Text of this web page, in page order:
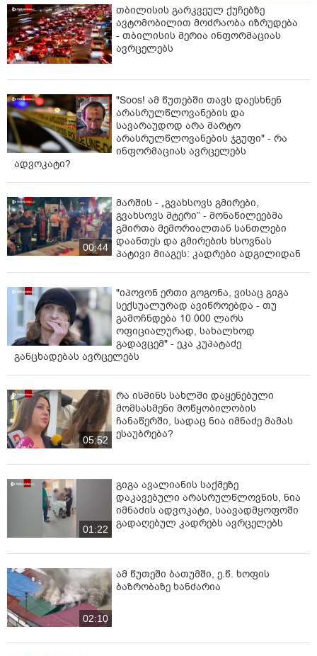
თბილისის გარკვეულ ქუჩებზე
ავტომობილით მოძრაობა იზრუდება
- თბილისის მერია ინფორმაციას
ავრცელებს
"Soos! ამ წუთებში თავს დაესხნენ
არასრულწლოვანების და
სავარაუდოდ არა მარტო
არასრულწლოვანების ჯგუფი" - რა
ინფორმაციას ავრცელებს
ადვოკატი?
00:44
მარშის - „გვახსოვს გმირები,
გვახსოვს მტერი” - მონაწილეებმა
გმირთა მემორიალთან სანთლები
დაანთეს და გმირების ხსოვნას
პატივი მიაგეს: კადრები ადგილიდან
"იპოვონ ერთი გოგონა, ვისაც გიგა
სექსუალურად ავიწროებდა - თუ
გამოჩნდება 10 000 ლარს
ოფიციალურად, სახალხოდ
გადავცემ" - ეკა კუპატაძე
განცხადებას ავრცელებს
05:52
რა ისმინს სახლში დაყენებული
მომსასმენი მოწყობილობის
ჩანაწერში, სადაც ნია იმნაძე მამას
ესაუბრება?
01:22
გიგა ავალიანის საქმეზე
დაკავებული არასრულწლოვნის, ნია
იმნაძის ადვოკატი, საავადმყოფოში
გადაღებულ კადრებს ავრცელებს
02:10
ამ წუთეში ბათუმში, ე.წ. ხოფის
ბაზრობაზე ხანძარია